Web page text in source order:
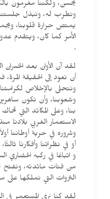
يحسن، ولكننا مغرمون
ونطرب له، ونبذل
يمتص حرارة قلوبنا،
الأمر كما كان، ويتقدم
.
لقد آن الأوان بعد الخسران
أن نعود إلى الحقيقة
ونتحلى بالإخلاص
وشعوبنا، وأن نكون
بنا، وعلى المكائد التي
الاستعمار الغربي بلادنا
وشروره في حرية أوطاننا
أو في نظراتنا وأفكارنا
و اتباعًا في ركبه الحضاري
من فتات مائدته، ونفتح
الثروات التي نملكها على